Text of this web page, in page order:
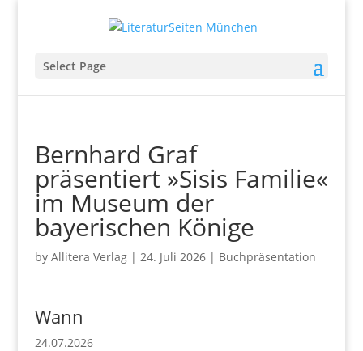
Select Page
Bernhard Graf
präsentiert »Sisis Familie«
im Museum der
bayerischen Könige
by Allitera Verlag| 24. Juli 2026| Buchpräsentation
Wann
24.07.2026